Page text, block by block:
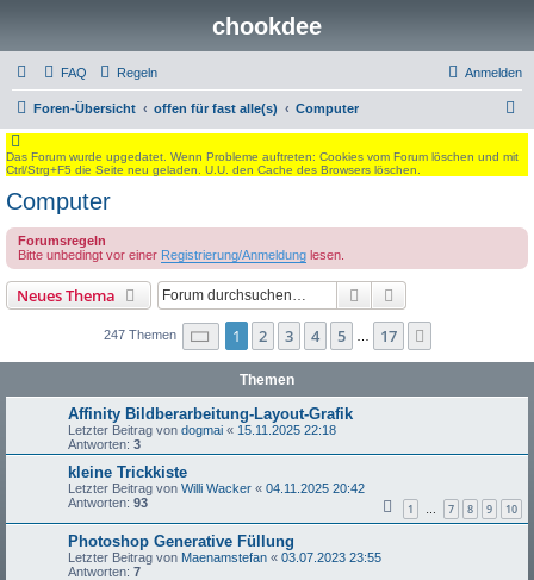
chookdee
FAQ Regeln Anmelden
Foren-Übersicht offen für fast alle(s) Computer
u
Das Forum wurde upgedatet. Wenn Probleme auftreten: Cookies vom Forum löschen und mit
Ctrl/Strg+F5 die Seite neu geladen. U.U. den Cache des Browsers löschen.
Computer
Forumsregeln
Bitte unbedingt vor einer Registrierung/Anmeldung lesen.
Neues Thema Suche
247 Themen Seite 1von 17
1 2 3 4 5 17
Themen
Affinity Bildberarbeitung-Layout-Grafik
Letzter Beitrag von dogmai « 15.11.2025 22:18
Antworten: 3
kleine Trickkiste
Letzter Beitrag von Willi Wacker « 04.11.2025 20:42
Antworten: 93 1 … 7 8 9 10
Photoshop Generative Füllung
Letzter Beitrag von Maenamstefan « 03.07.2023 23:55
Antworten: 7